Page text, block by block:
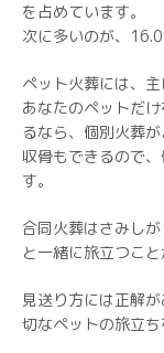
を占めています。
次に多いのが、
ペット火葬には、
あなたのペットだ
るなら、個別火葬が
収骨もできるので
す。
合同火葬はさみし
と一緒に旅立つこと
見送り方には正解
切なペットの旅立ち